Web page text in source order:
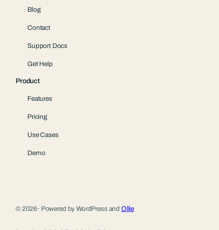
Blog
Contact
Support Docs
Get Help
Product
Features
Pricing
Use Cases
Demo
© 2026· Powered by WordPress and Ollie